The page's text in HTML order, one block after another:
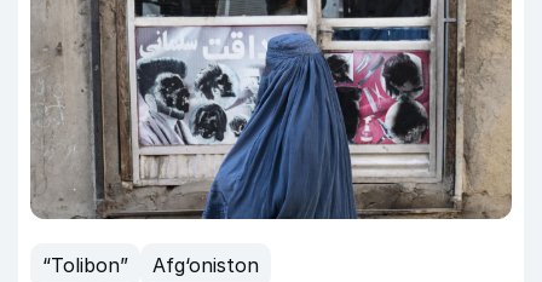
“Tolibon”
Afg‘oniston